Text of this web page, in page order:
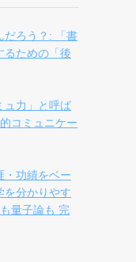
ろう？: 「書
るための「後
ュ力」と呼ば
コミュニケー
功績をベー
を分かりやす
量子論も 完